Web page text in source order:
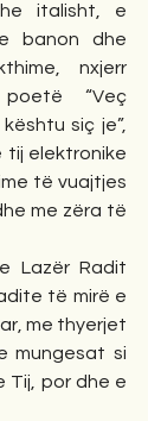
italisht, e
banon dhe
nxjerr
“Veç
siç je”,
tij elektronike
të vuajtjes
me zëra të
Lazër Radit
të mirë e
me thyerjet
mungesat si
Tij, por dhe e